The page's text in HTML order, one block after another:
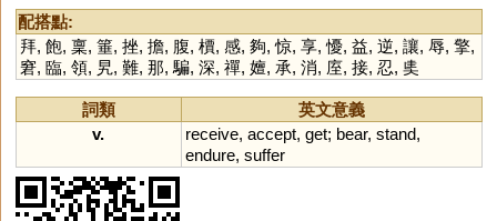
配搭點:
拜, 飽, 稟, 箠, 挫, 擔, 腹, 檟, 感, 夠,惊, 享,懮, 益, 逆, 讓, 辱, 擎,
窘, 臨, 領, 旯, 難, 那, 騙, 深, 禪, 嬗, 承, 消, 庢, 接, 忍, 奊
詞類
英文意義
v.
receive, accept, get; bear, stand,
endure, suffer